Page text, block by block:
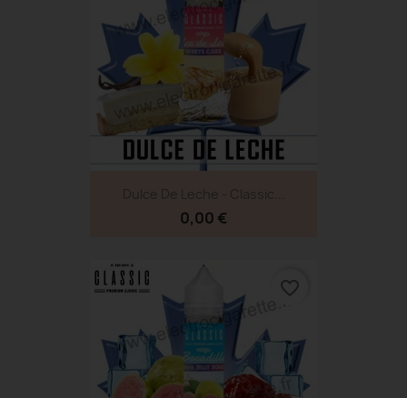
Dulce De Leche - Classic...
0,00 €
favorite_border